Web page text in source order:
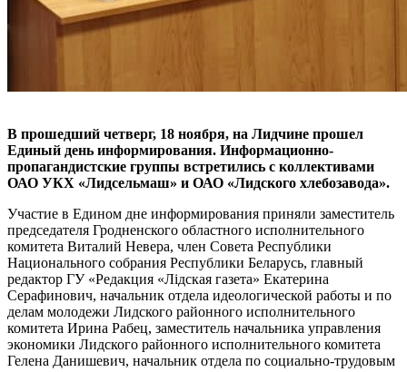
В прошедший четверг, 18 ноября, на Лидчине прошел
Единый день информирования. Информационно-
пропагандистские группы встретились с коллективами
ОАО УКХ «Лидсельмаш» и ОАО «Лидского хлебозавода».
Участие в Едином дне информирования приняли заместитель
председателя Гродненского областного исполнительного
комитета Виталий Невера, член Совета Республики
Национального собрания Республики Беларусь, главный
редактор ГУ «Редакция «Лiдская газета» Екатерина
Серафинович, начальник отдела идеологической работы и по
делам молодежи Лидского районного исполнительного
комитета Ирина Рабец, заместитель начальника управления
экономики Лидского районного исполнительного комитета
Гелена Данишевич, начальник отдела по социально-трудовым